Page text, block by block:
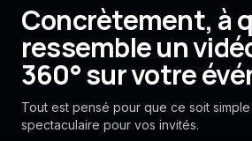
Concrètement, à
ressemble un
360° sur votre
Tout est pensé pour que ce soit
spectaculaire pour vos invités.